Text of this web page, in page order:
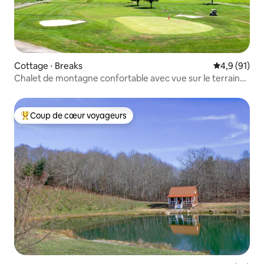
Cottage ⋅ Breaks Évaluation
4,9 (91)
Chalet de montagne confortable avec vue sur le terrain
Coups de cœur voyageurs les plus appréciés
Coup de cœur voyageurs